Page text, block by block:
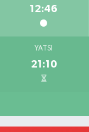
12:46
YATSI
21:10